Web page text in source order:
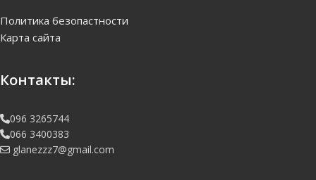
Политика безопастности
Карта сайта
Контакты:
096 3265744
066 3400383
glanezzz7@gmail.com